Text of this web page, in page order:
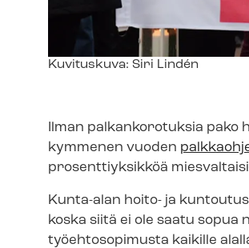
Kuvateksti
Kuvituskuva: Siri Lindén
Ilman palkankorotuksia pako
kymmenen vuoden
prosenttiyksikköä
Kunta-alan hoito- ja
koska siitä ei ole saatu sopua
työehtosopimusta kaikille